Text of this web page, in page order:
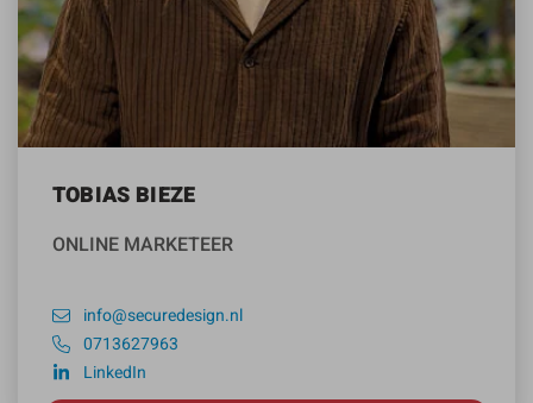
TOBIAS BIEZE
ONLINE MARKETEER
info@securedesign.nl
0713627963
LinkedIn